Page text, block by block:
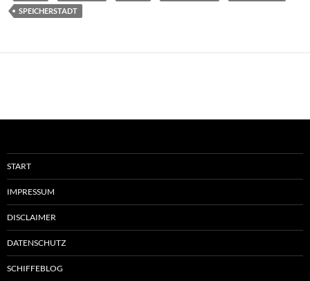
SPEICHERSTADT
START
IMPRESSUM
DISCLAIMER
DATENSCHUTZ
SCHIFFEBLOG